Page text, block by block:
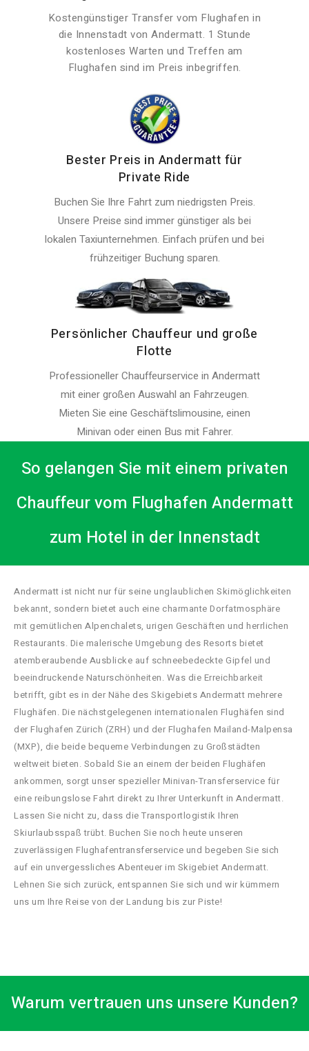
Kostengünstiger Transfer vom Flughafen in
die Innenstadt von Andermatt. 1 Stunde
kostenloses Warten und Treffen am
Flughafen sind im Preis inbegriffen.
Bester Preis in Andermatt für
Private Ride
Buchen Sie Ihre Fahrt zum niedrigsten Preis.
Unsere Preise sind immer günstiger als bei
lokalen Taxiunternehmen. Einfach prüfen und bei
frühzeitiger Buchung sparen.
Persönlicher Chauffeur und große
Flotte
Professioneller Chauffeurservice in Andermatt
mit einer großen Auswahl an Fahrzeugen.
Mieten Sie eine Geschäftslimousine, einen
Minivan oder einen Bus mit Fahrer.
So gelangen Sie mit einem privaten
Chauffeur vom Flughafen Andermatt
zum Hotel in der Innenstadt
Andermatt ist nicht nur für seine unglaublichen Skimöglichkeiten
bekannt, sondern bietet auch eine charmante Dorfatmosphäre
mit gemütlichen Alpenchalets, urigen Geschäften und herrlichen
Restaurants. Die malerische Umgebung des Resorts bietet
atemberaubende Ausblicke auf schneebedeckte Gipfel und
beeindruckende Naturschönheiten. Was die Erreichbarkeit
betrifft, gibt es in der Nähe des Skigebiets Andermatt mehrere
Flughäfen. Die nächstgelegenen internationalen Flughäfen sind
der Flughafen Zürich (ZRH) und der Flughafen Mailand-Malpensa
(MXP), die beide bequeme Verbindungen zu Großstädten
weltweit bieten. Sobald Sie an einem der beiden Flughäfen
ankommen, sorgt unser spezieller Minivan-Transferservice für
eine reibungslose Fahrt direkt zu Ihrer Unterkunft in Andermatt.
Lassen Sie nicht zu, dass die Transportlogistik Ihren
Skiurlaubsspaß trübt. Buchen Sie noch heute unseren
zuverlässigen Flughafentransferservice und begeben Sie sich
auf ein unvergessliches Abenteuer im Skigebiet Andermatt.
Lehnen Sie sich zurück, entspannen Sie sich und wir kümmern
uns um Ihre Reise von der Landung bis zur Piste!
Warum vertrauen uns unsere Kunden?